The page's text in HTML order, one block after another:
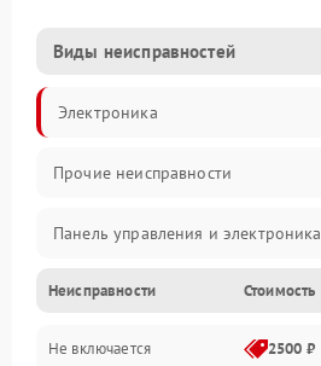
Виды неисправностей
Электроника
Прочие неисправности
Панель управления и электроника
Дверца и корпус
Механика и внутренние элементы
Неисправности Стоимость
Не включается 2500 ₽